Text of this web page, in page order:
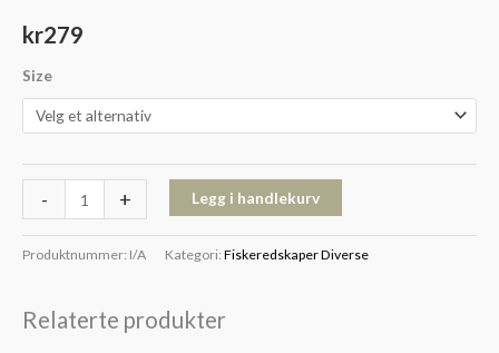
kr279
Size
- + Legg i handlekurv
Produktnummer: I/A Kategori: Fiskeredskaper Diverse
Relaterte produkter